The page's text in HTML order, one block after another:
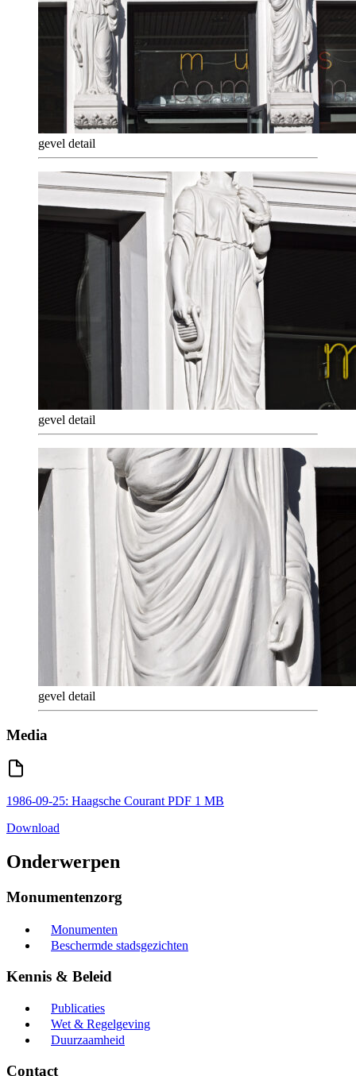
gevel detail
gevel detail
gevel detail
Media
1986-09-25: Haagsche Courant PDF 1 MB
Download
Onderwerpen
Monumentenzorg
Monumenten
Beschermde stadsgezichten
Kennis & Beleid
Publicaties
Wet & Regelgeving
Duurzaamheid
Contact